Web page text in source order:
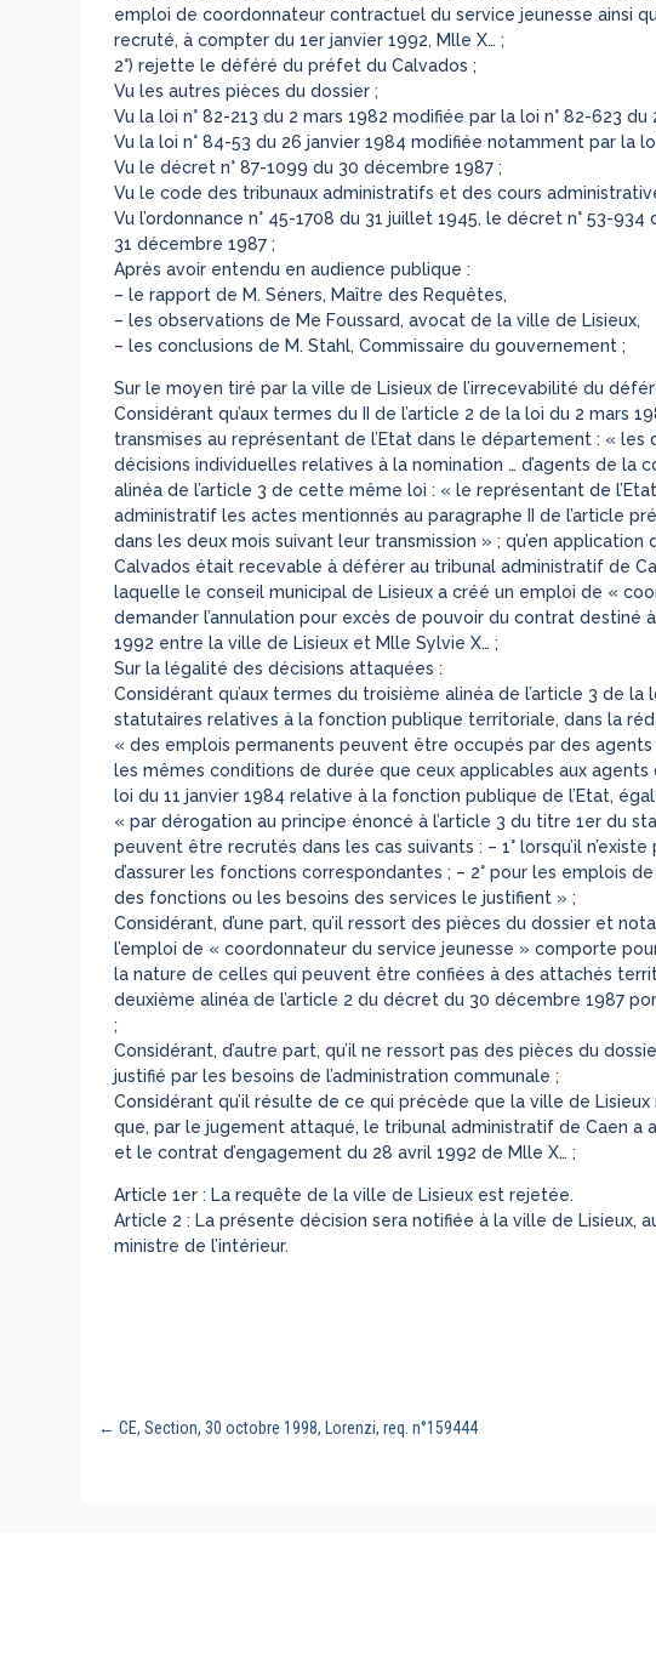
emploi de coordonnateur contractuel du service jeunesse ainsi
recruté, à compter du 1er janvier 1992, Mlle X… ;
2°) rejette le déféré du préfet du Calvados ;
Vu les autres pièces du dossier ;
Vu la loi n° 82-213 du 2 mars 1982 modifiée par la loi n° 82-623 du
Vu la loi n° 84-53 du 26 janvier 1984 modifiée notamment par la
Vu le décret n° 87-1099 du 30 décembre 1987 ;
Vu le code des tribunaux administratifs et des cours
Vu l’ordonnance n° 45-1708 du 31 juillet 1945, le décret n° 53-
31 décembre 1987 ;
Après avoir entendu en audience publique :
– le rapport de M. Séners, Maître des Requêtes,
– les observations de Me Foussard, avocat de la ville de Lisieux,
– les conclusions de M. Stahl, Commissaire du gouvernement ;
Sur le moyen tiré par la ville de Lisieux de l’irrecevabilité du
Considérant qu’aux termes du II de l’article 2 de la loi du 2 mars
transmises au représentant de l’Etat dans le département : « les
décisions individuelles relatives à la nomination … d’agents de la
alinéa de l’article 3 de cette même loi : « le représentant de
administratif les actes mentionnés au paragraphe II de l’article
dans les deux mois suivant leur transmission » ; qu’en
Calvados était recevable à déférer au tribunal administratif de
laquelle le conseil municipal de Lisieux a créé un emploi de «
demander l’annulation pour excès de pouvoir du contrat
1992 entre la ville de Lisieux et Mlle Sylvie X… ;
Sur la légalité des décisions attaquées :
Considérant qu’aux termes du troisième alinéa de l’article 3 de
statutaires relatives à la fonction publique territoriale, dans la
« des emplois permanents peuvent être occupés par des
les mêmes conditions de durée que ceux applicables aux agents
loi du 11 janvier 1984 relative à la fonction publique de l’Etat,
« par dérogation au principe énoncé à l’article 3 du titre 1er du
peuvent être recrutés dans les cas suivants : – 1° lorsqu’il
d’assurer les fonctions correspondantes ; – 2° pour les emplois
des fonctions ou les besoins des services le justifient » ;
Considérant, d’une part, qu’il ressort des pièces du dossier et
l’emploi de « coordonnateur du service jeunesse » comporte
la nature de celles qui peuvent être confiées à des attachés
deuxième alinéa de l’article 2 du décret du 30 décembre 1987
;
Considérant, d’autre part, qu’il ne ressort pas des pièces du
justifié par les besoins de l’administration communale ;
Considérant qu’il résulte de ce qui précède que la ville de
que, par le jugement attaqué, le tribunal administratif de Caen a
et le contrat d’engagement du 28 avril 1992 de Mlle X… ;
Article 1er : La requête de la ville de Lisieux est rejetée.
Article 2 : La présente décision sera notifiée à la ville de Lisieux,
ministre de l’intérieur.
← CE, Section, 30 octobre 1998, Lorenzi, req. n°159444